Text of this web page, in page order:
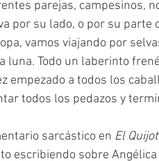
por su lado, o por su parte
vamos viajando por
Todo un laberinto
empezado a todos los
todos los pedazos y
sarcástico en El
escribiendo sobre Angélica